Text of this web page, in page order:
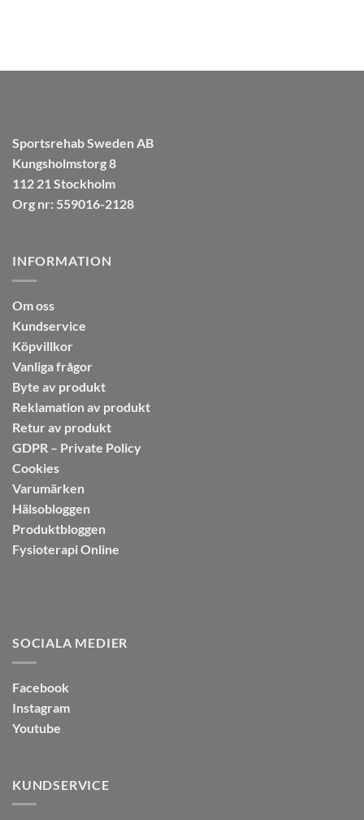
Sportsrehab Sweden AB
Kungsholmstorg 8
112 21 Stockholm
Org nr: 559016-2128
INFORMATION
Om oss
Kundservice
Köpvillkor
Vanliga frågor
Byte av produkt
Reklamation av produkt
Retur av produkt
GDPR – Private Policy
Cookies
Varumärken
Hälsobloggen
Produktbloggen
Fysioterapi Online
SOCIALA MEDIER
Facebook
Instagram
Youtube
KUNDSERVICE